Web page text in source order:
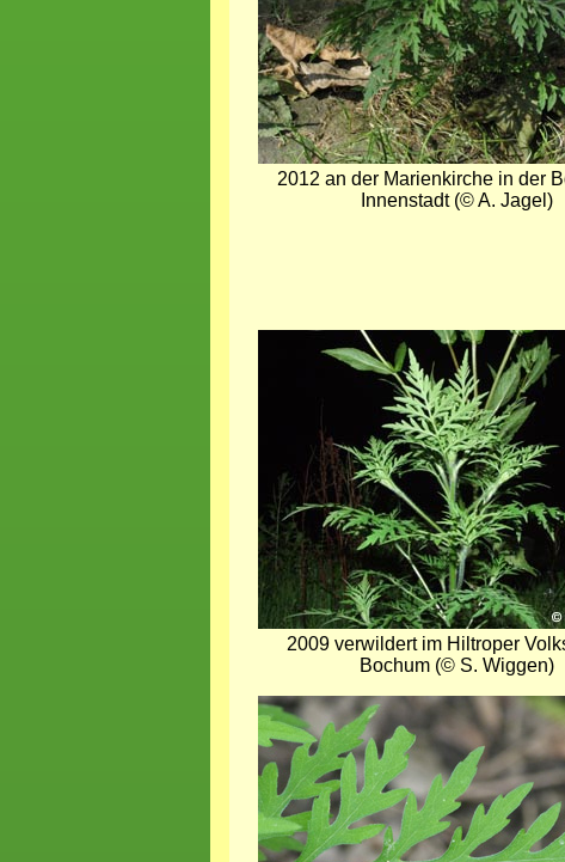
2012 an der Marienkirche in der
Innenstadt (© A. Jagel)
2009 verwildert im Hiltroper
Bochum (© S. Wiggen)
Bild